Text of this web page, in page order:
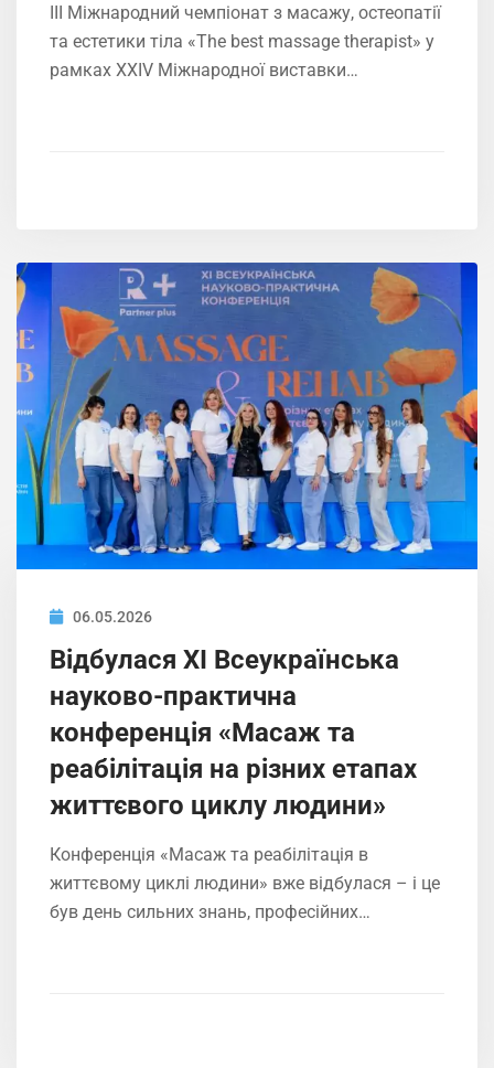
ІIІ Міжнародний чемпіонат з масажу, остеопатії
та естетики тіла «The best massage therapist» у
рамках XXIV Міжнародної виставки…
06.05.2026
Відбулася ХІ Всеукраїнська
науково-практична
конференція «Масаж та
реабілітація на різних етапах
життєвого циклу людини»
Конференція «Масаж та реабілітація в
життєвому циклі людини» вже відбулася – і це
був день сильних знань, професійних…